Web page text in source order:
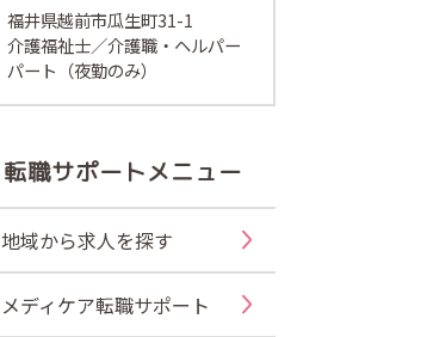
福井県越前市瓜生町31-1
介護福祉士／介護職・ヘルパー
パート（夜勤のみ）
転職サポートメニュー
地域から求人を探す
メディケア転職サポート